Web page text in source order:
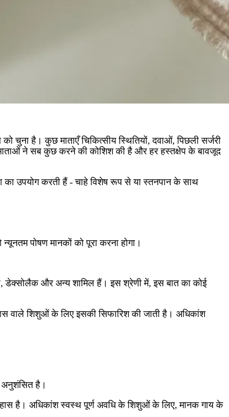
चुना है। कुछ माताएँ चिकित्सीय स्थितियों, दवाओं, पिछली सर्जरी
ने सब कुछ करने की कोशिश की है और हर हस्तक्षेप के बावजूद
का उपयोग करती हैं - चाहे विशेष रूप से या स्तनपान के साथ
पोषण मानकों को पूरा करना होगा।
और अन्य शामिल हैं। इस श्रेणी में, इस बात का कोई
वाले शिशुओं के लिए इसकी सिफारिश की जाती है। अधिकांश
है।
है। अधिकांश स्वस्थ पूर्ण अवधि के शिशुओं के लिए, मानक गाय के